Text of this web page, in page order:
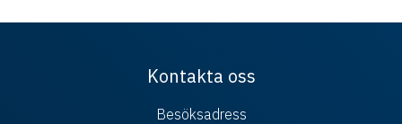
Kontakta oss
Besöksadress